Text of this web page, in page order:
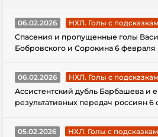
06.02.2026
НХЛ. Голы с
Спасения и пропущенные голы
Бобровского и Сорокина 6 февраля
06.02.2026
НХЛ. Голы с
Ассистентский дубль Барбашева и
результативных передач россиян 6
05.02.2026
НХЛ. Голы с